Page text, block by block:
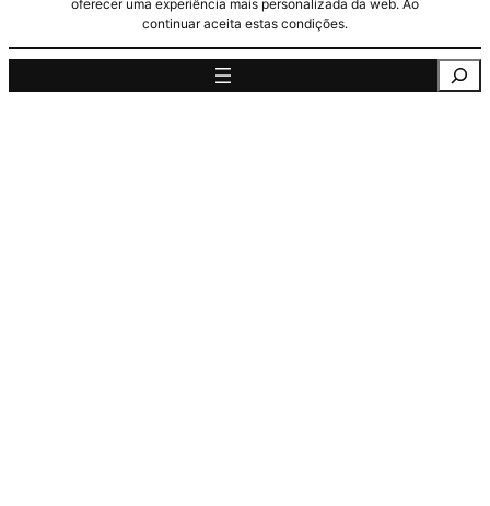
oferecer uma experiência mais personalizada da web. Ao
continuar aceita estas condições.